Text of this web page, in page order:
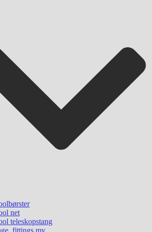
net
teleskopstang